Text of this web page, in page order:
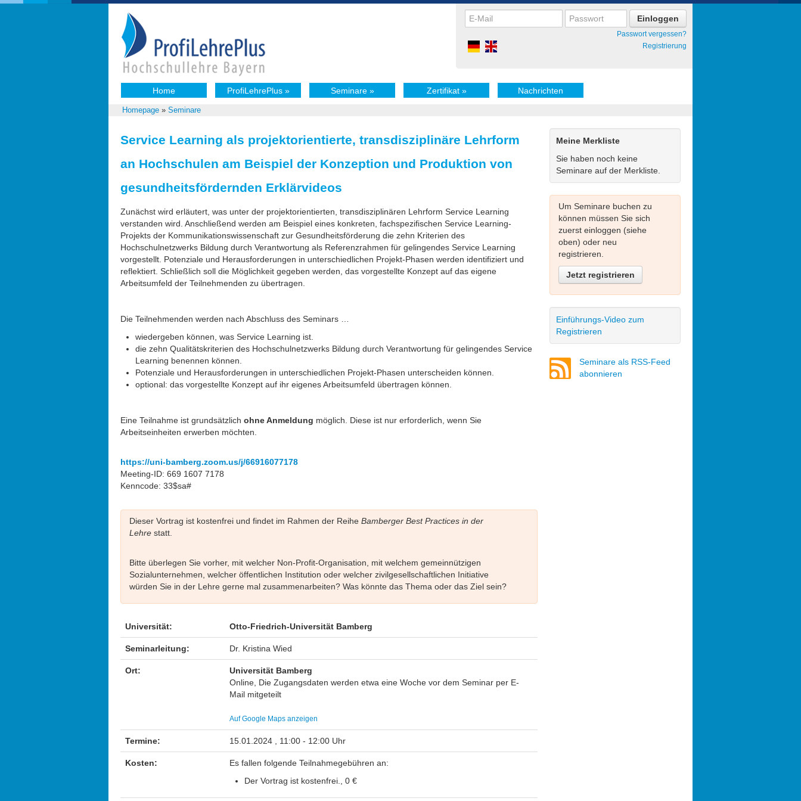
Passwort vergessen?
Registrierung
Home ProfiLehrePlus» Seminare» Zertifikat» Nachrichten
Homepage » Seminare
Service Learning als projektorientierte, transdisziplinäre Lehrform
an Hochschulen am Beispiel der Konzeption und Produktion von
gesundheitsfördernden Erklärvideos
Zunächst wird erläutert, was unter der projektorientierten, transdisziplinären Lehrform Service Learning
verstanden wird. Anschließend werden am Beispiel eines konkreten, fachspezifischen Service Learning-
Projekts der Kommunikationswissenschaft zur Gesundheitsförderung die zehn Kriterien des
Hochschulnetzwerks Bildung durch Verantwortung als Referenzrahmen für gelingendes Service Learning
vorgestellt. Potenziale und Herausforderungen in unterschiedlichen Projekt-Phasen werden identifiziert und
reflektiert. Schließlich soll die Möglichkeit gegeben werden, das vorgestellte Konzept auf das eigene
Arbeitsumfeld der Teilnehmenden zu übertragen.
Die Teilnehmenden werden nach Abschluss des Seminars …
wiedergeben können, was Service Learning ist.
die zehn Qualitätskriterien des Hochschulnetzwerks Bildung durch Verantwortung für gelingendes Service
Learning benennen können.
Potenziale und Herausforderungen in unterschiedlichen Projekt-Phasen unterscheiden können.
optional: das vorgestellte Konzept auf ihr eigenes Arbeitsumfeld übertragen können.
Eine Teilnahme ist grundsätzlich ohne Anmeldung möglich. Diese ist nur erforderlich, wenn Sie
Arbeitseinheiten erwerben möchten.
https://uni-bamberg.zoom.us/j/66916077178
Meeting-ID: 669 1607 7178
Kenncode: 33$sa#
Dieser Vortrag ist kostenfrei und findet im Rahmen der Reihe Bamberger Best Practices in der
Lehre statt.
Bitte überlegen Sie vorher, mit welcher Non-Profit-Organisation, mit welchem gemeinnützigen
Sozialunternehmen, welcher öffentlichen Institution oder welcher zivilgesellschaftlichen Initiative
würden Sie in der Lehre gerne mal zusammenarbeiten? Was könnte das Thema oder das Ziel sein?
Universität: Otto-Friedrich-Universität Bamberg
Seminarleitung: Dr. Kristina Wied
Ort:
Universität Bamberg
Online, Die Zugangsdaten werden etwa eine Woche vor dem Seminar per E-
Mail mitgeteilt
Auf Google Maps anzeigen
Termine: 15.01.2024 , 11:00 - 12:00 Uhr
Kosten:
Es fallen folgende Teilnahmegebühren an:
Der Vortrag ist kostenfrei., 0 €
Meine Merkliste
Sie haben noch keine
Seminare auf der Merkliste.
Um Seminare buchen zu
können müssen Sie sich
zuerst einloggen (siehe
oben) oder neu
registrieren.
Jetzt registrieren
Einführungs-Video zum
Registrieren
Seminare als RSS-Feed
abonnieren